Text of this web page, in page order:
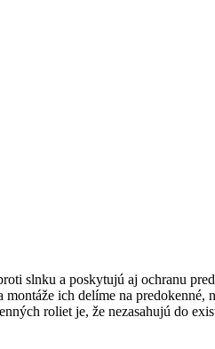
slnku a poskytujú aj ochranu
ich delíme na
roliet je, že nezasahujú do